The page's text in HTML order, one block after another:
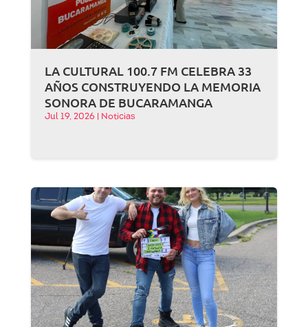
LA CULTURAL 100.7 FM CELEBRA 33
AÑOS CONSTRUYENDO LA MEMORIA
SONORA DE BUCARAMANGA
Jul 19, 2026 Noticias